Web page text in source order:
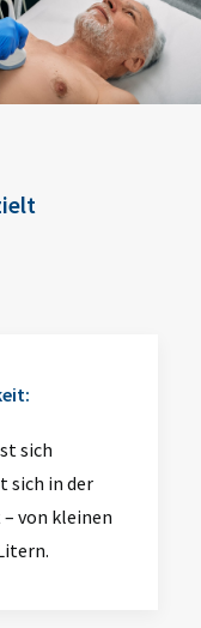
sich
sich in der
von kleinen